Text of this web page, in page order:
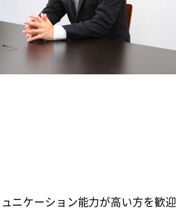
ニケーション能力が高い方を歓迎